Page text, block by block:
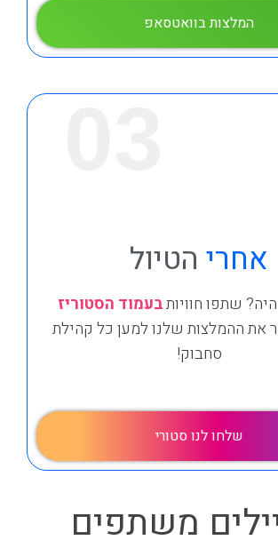
המלצות בוואטסאפ
אחרי הטיול
שתפו חוויותבעמוד הסטוריז
את ההמלצות שלנו למען כל קהילת
סחבוק!
שלחו לנו סטורי
משתפים